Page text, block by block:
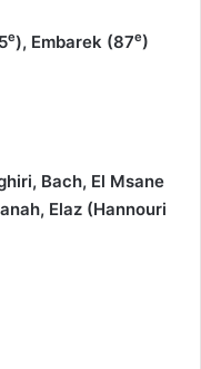
e), Embarek (87e)
Bach, El Msane
Elaz (Hannouri